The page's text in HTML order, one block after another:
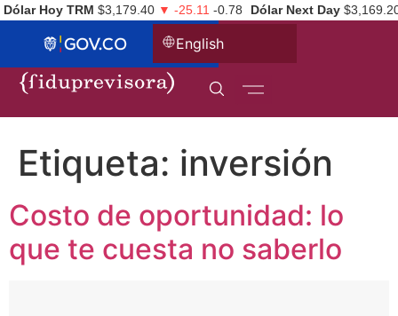
Dólar Hoy TRM $3,179.40 ▼ -25.11 -0.78 Dólar Next Day
English
Etiqueta: inversión
Costo de oportunidad: lo
que te cuesta no saberlo